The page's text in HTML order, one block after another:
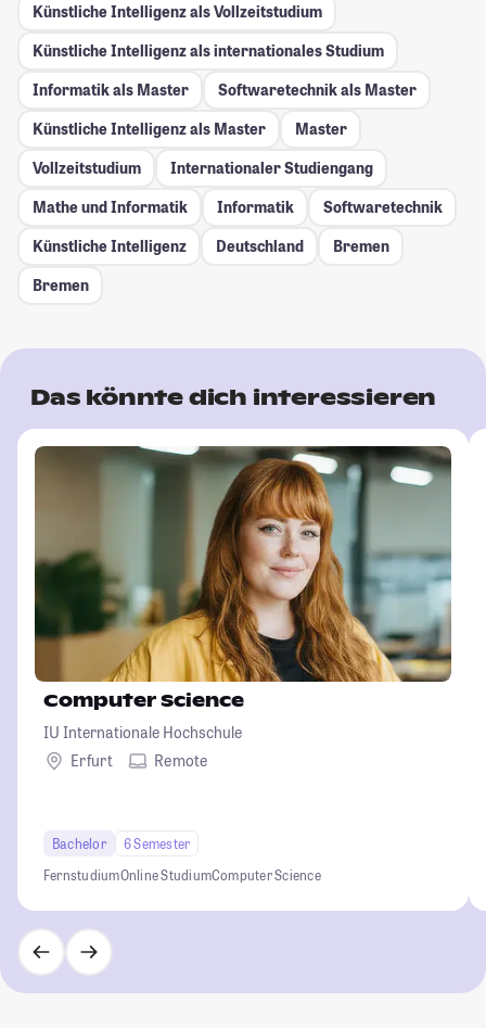
Künstliche Intelligenz als Vollzeitstudium
Künstliche Intelligenz als internationales Studium
Informatik als Master
Softwaretechnik als Master
Künstliche Intelligenz als Master
Master
Vollzeitstudium
Internationaler Studiengang
Mathe und Informatik
Informatik
Softwaretechnik
Künstliche Intelligenz
Deutschland
Bremen
Bremen
Das könnte dich interessieren
Computer Science
IU Internationale Hochschule
Erfurt
Remote
Bachelor
6 Semester
FernstudiumOnline StudiumComputer Science